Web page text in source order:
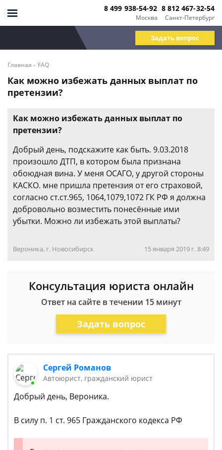
Москва
8 499 938-54-92
Санкт-Петербург
8 812 467-32-54
Задать вопрос
Главная - FAQ
Как можно избежать данных выплат по
претензии?
Как можно избежать данных выплат по
претензии?
Добрый день, подскажите как быть. 9.03.2018
произошло ДТП, в котором была признана
обоюдная вина. У меня ОСАГО, у другой стороны
КАСКО. мне пришла претензия от его страховой,
согласно ст.ст.965, 1064,1079,1072 ГК РФ я должна
добровольно возместить понесённые ими
убытки. Можно ли избежать этой выплаты?
Вероника, г. Новосибирск 15 января 2019 г. 8:49
Консультация юриста онлайн
Ответ на сайте в течении 15 минут
Задать вопрос
Сергей Романов
Автоюрист, гражданский юрист
Добрый день, Вероника.
В силу п. 1 ст. 965 Гражданского кодекса РФ